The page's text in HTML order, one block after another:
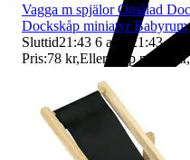
Vagga m spjälor Omålad
Dockskåp miniatyr Babyrum
Sluttid21:43 6 aug 21:43.
Pris:78 kr,Eller Köp nu 91 kr,